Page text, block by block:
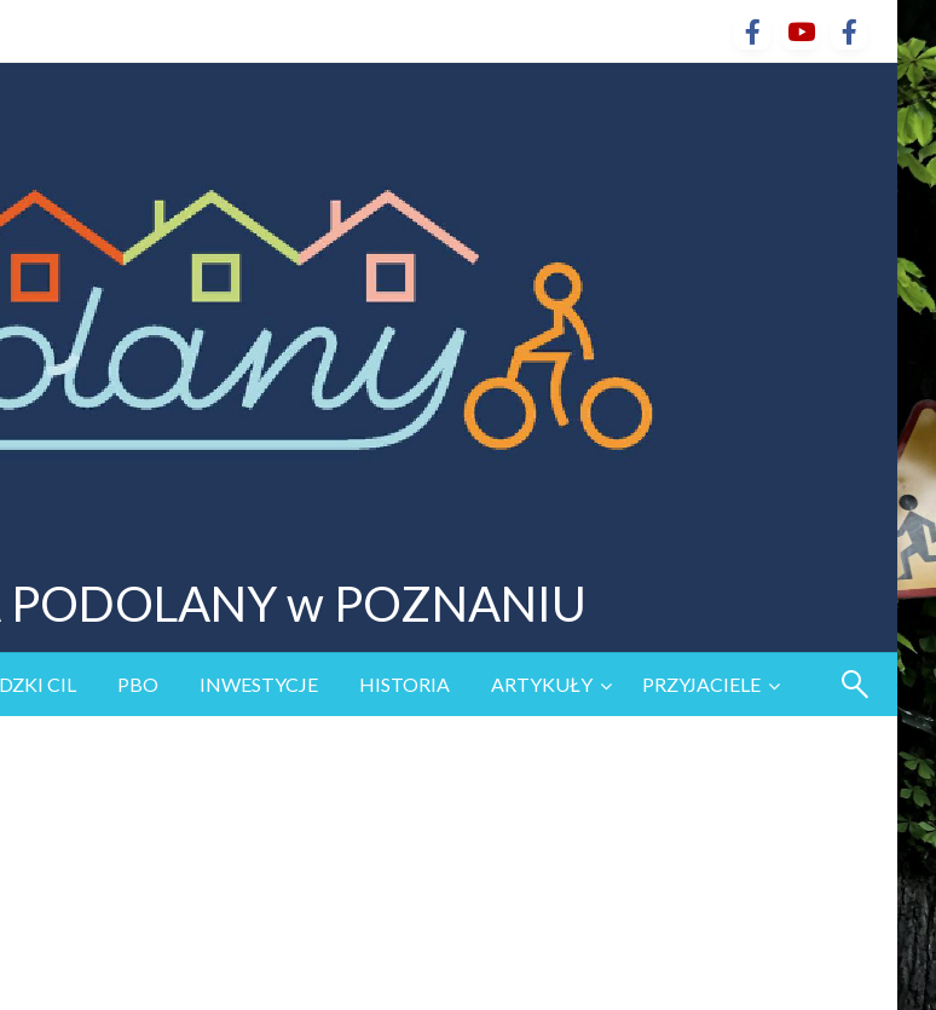
PODOLANY w POZNANIU
CIL PBO INWESTYCJE HISTORIA ARTYKUŁY PRZYJACIELE